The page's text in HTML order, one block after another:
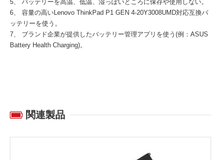
5、 バッテリーを高温、低温、湿っぽいところに保存や使用しない。
6、 容量の高いLenovo ThinkPad P1 GEN 4-20Y3008UMD対応互換バ
ッテリーを使う。
7、 ブランド企業が提供したバッテリー管理アプリを使う(例：ASUS
Battery Health Charging)。
関連製品